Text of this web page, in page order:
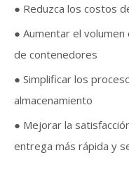
● Reduzca los costos
● Aumentar el
de contenedores
● Simplificar los
almacenamiento
● Mejorar la
entrega más rápida y